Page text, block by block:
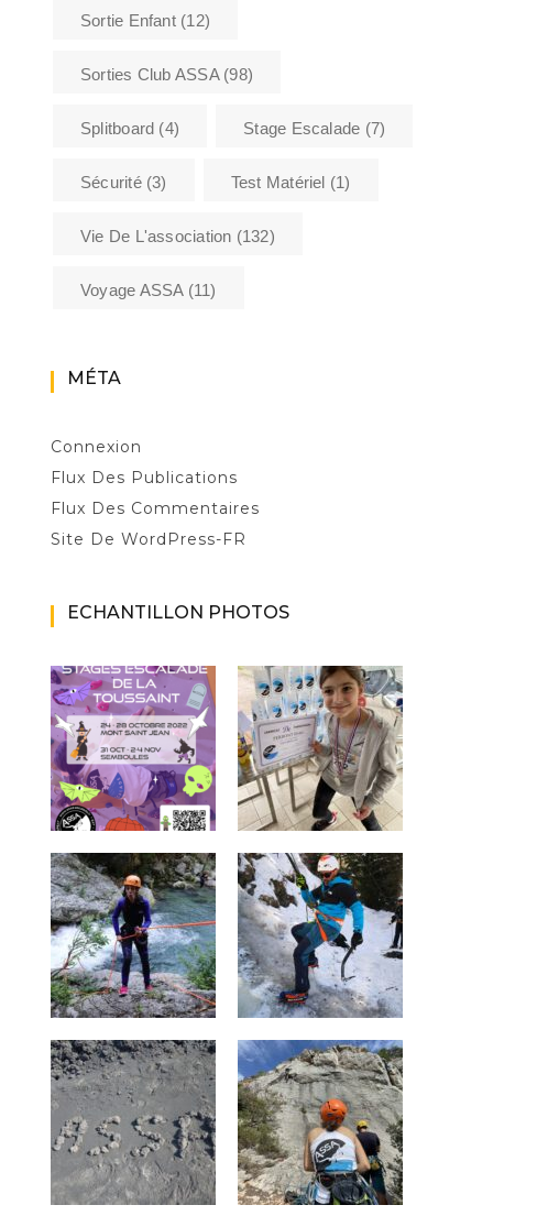
compétition ASSA
Sortie Enfant(12)
Sorties Club ASSA(98)
Splitboard (4) Stage Escalade (7)
Sécurité(3) Test Matériel (1)
Vie De L'association (132)
Voyage ASSA(11)
MÉTA
Connexion
Flux Des Publications
Flux Des Commentaires
Site De WordPress-FR
ECHANTILLON PHOTOS